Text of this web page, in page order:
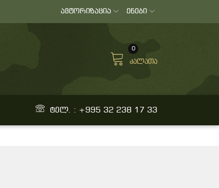
ავტორიზაცია ენები
0
კალათა
ტელ. : +995 32 238 17 33